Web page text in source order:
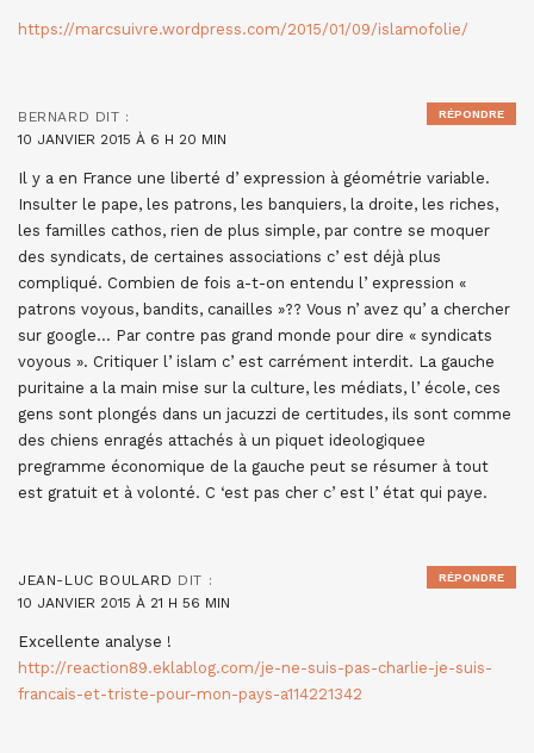
https://marcsuivre.wordpress.com/2015/01/09/islamofolie/
BERNARD DIT :
10 JANVIER 2015 À 6 H 20 MIN
Il y a en France une liberté d’ expression à géométrie variable.
Insulter le pape, les patrons, les banquiers, la droite, les riches,
les familles cathos, rien de plus simple, par contre se moquer
des syndicats, de certaines associations c’ est déjà plus
compliqué. Combien de fois a-t-on entendu l’ expression «
patrons voyous, bandits, canailles »?? Vous n’ avez qu’ a chercher
sur google… Par contre pas grand monde pour dire « syndicats
voyous ». Critiquer l’ islam c’ est carrément interdit. La gauche
puritaine a la main mise sur la culture, les médiats, l’ école, ces
gens sont plongés dans un jacuzzi de certitudes, ils sont comme
des chiens enragés attachés à un piquet ideologiquee
pregramme économique de la gauche peut se résumer à tout
est gratuit et à volonté. C ‘est pas cher c’ est l’ état qui paye.
RÉPONDRE
JEAN-LUC BOULARD DIT :
10 JANVIER 2015 À 21 H 56 MIN
Excellente analyse !
http://reaction89.eklablog.com/je-ne-suis-pas-charlie-je-suis-
francais-et-triste-pour-mon-pays-a114221342
RÉPONDRE